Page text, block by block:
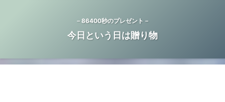
－86400秒のプレゼント－
今日という日は贈り物